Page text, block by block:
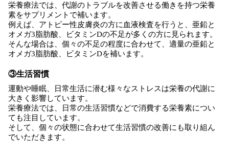
栄養療法では、代謝のトラブルを改善させる働きを持つ栄養
素をサプリメントで補います。
例えば、アトピー性皮膚炎の方に血液検査を行うと、亜鉛と
オメガ3脂肪酸、ビタミンDの不足が多くの方に見られます。
そんな場合は、個々の不足の程度に合わせて、適量の亜鉛と
オメガ3脂肪酸、ビタミンDを補います。
③生活習慣
運動や睡眠、日常生活に潜む様々なストレスは栄養の代謝に
大きく影響しています。
栄養療法では、日常の生活習慣などで消費する栄養素につい
ても注目しています。
そして、個々の状態に合わせて生活習慣の改善にも取り組ん
でいただきます。